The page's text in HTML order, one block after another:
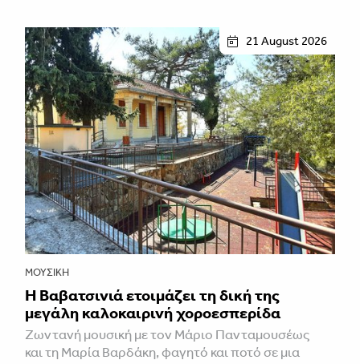
21 August 2026
ΜΟΥΣΙΚΉ
Η Βαβατσινιά ετοιμάζει τη δική της
μεγάλη καλοκαιρινή χοροεσπερίδα
Ζωντανή μουσική με τον Μάριο Πανταμουσέως
και τη Μαρία Βαρδάκη, φαγητό και ποτό σε μια